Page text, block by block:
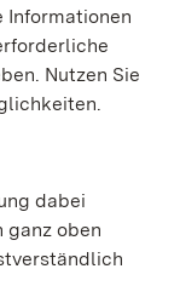
Nutzen Sie
dabei
ganz oben